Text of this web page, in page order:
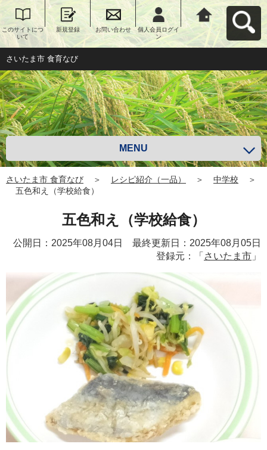
このサイトにつ
いて
新規登録 お問い合わせ
個人会員ログイ
ン
さいたま市 食育
なびへ戻る
さいたま市 食育なび
MENU
さいたま市 食育なび ＞ レシピ紹介（一品） ＞ 中学校
＞
五色和え（学校給食）
五色和え（学校給食）
公開日：2025年08月04日 最終更新日：2025年08月05日
登録元：「 さいたま市 」